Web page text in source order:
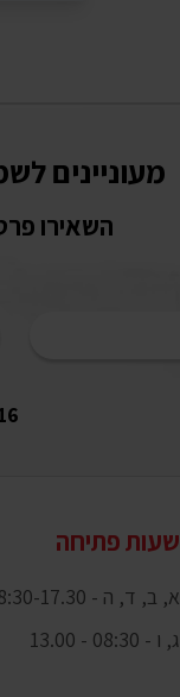
מעוניינים
השאירו
שעות פתיחה
א, ב, ד, ה - 08:30-17.30
ג, ו - 08:30 - 13.00